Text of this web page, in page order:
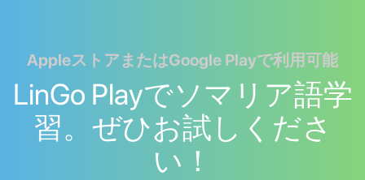
AppleストアまたはGoogle Playで利用可能
LinGo Playでソマリア語学
習。ぜひお試しくださ
い！